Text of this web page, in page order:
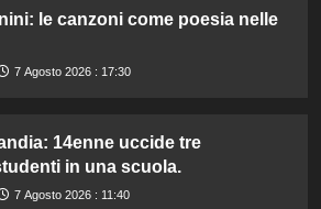
le canzoni come poesia nelle
7 Agosto 2026 : 17:30
14enne uccide tre
in una scuola.
7 Agosto 2026 : 11:40